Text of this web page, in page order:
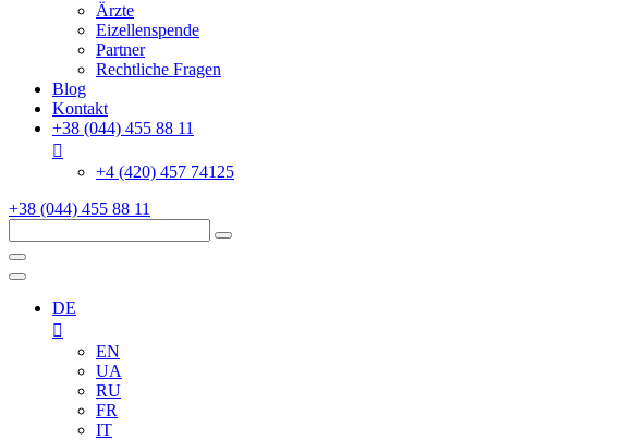
Ärzte
Eizellenspende
Partner
Rechtliche Fragen
Blog
Kontakt
+38 (044) 455 88 11
+4 (420) 457 74125
+38 (044) 455 88 11
DE
EN
UA
RU
FR
IT